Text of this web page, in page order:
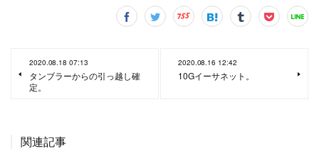
2020.08.18 07:13
タンブラーからの引っ越し確
定。
2020.08.16 12:42
10Gイーサネット。
関連記事